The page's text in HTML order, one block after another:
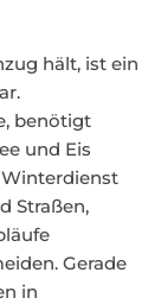
hält, ist ein
benötigt
und Eis
Straßen,
Gerade
in